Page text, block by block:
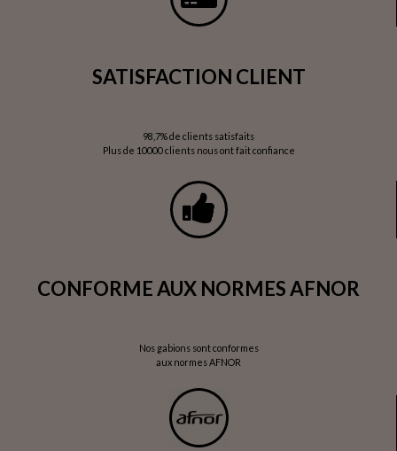
SATISFACTION CLIENT
98,7% de clients satisfaits
Plus de 10000 clients nous ont fait confiance
CONFORME AUX NORMES AFNOR
Nos gabions sont conformes
aux normes AFNOR